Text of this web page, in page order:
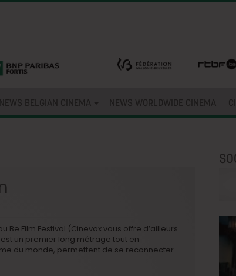
NEWS BELGIAN CINEMA NEWS WORLDWIDE CINEMA
Film Festival (Cinevox vous offre d’ailleurs
un premier long métrage tout en
du monde, permettent de se reconnecter